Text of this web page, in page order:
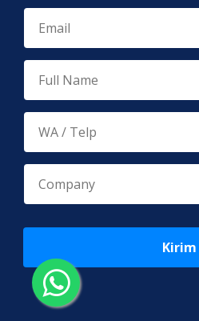
Kirim